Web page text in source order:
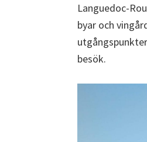
Languedoc-
byar och
besök.